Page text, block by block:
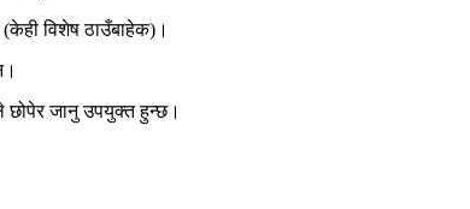
विशेष ठाउँबाहेक)।
छोपेरजानु उपयुक्त हुन्छ।